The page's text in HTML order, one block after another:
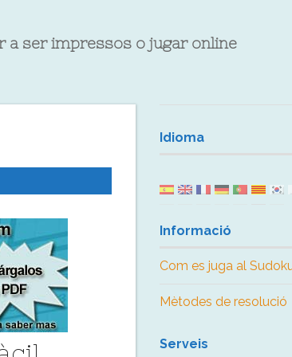
a ser impressos o jugar online
Idioma
Informació
Com es juga al
Mètodes de resolució
Serveis